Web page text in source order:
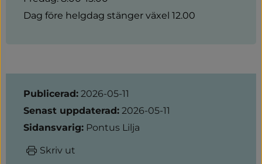
Dag före helgdag stänger växel 12.00
Sidinformation
Publicerad: 2026-05-11
Senast uppdaterad: 2026-05-11
Sidansvarig: Pontus Lilja
Skriv ut